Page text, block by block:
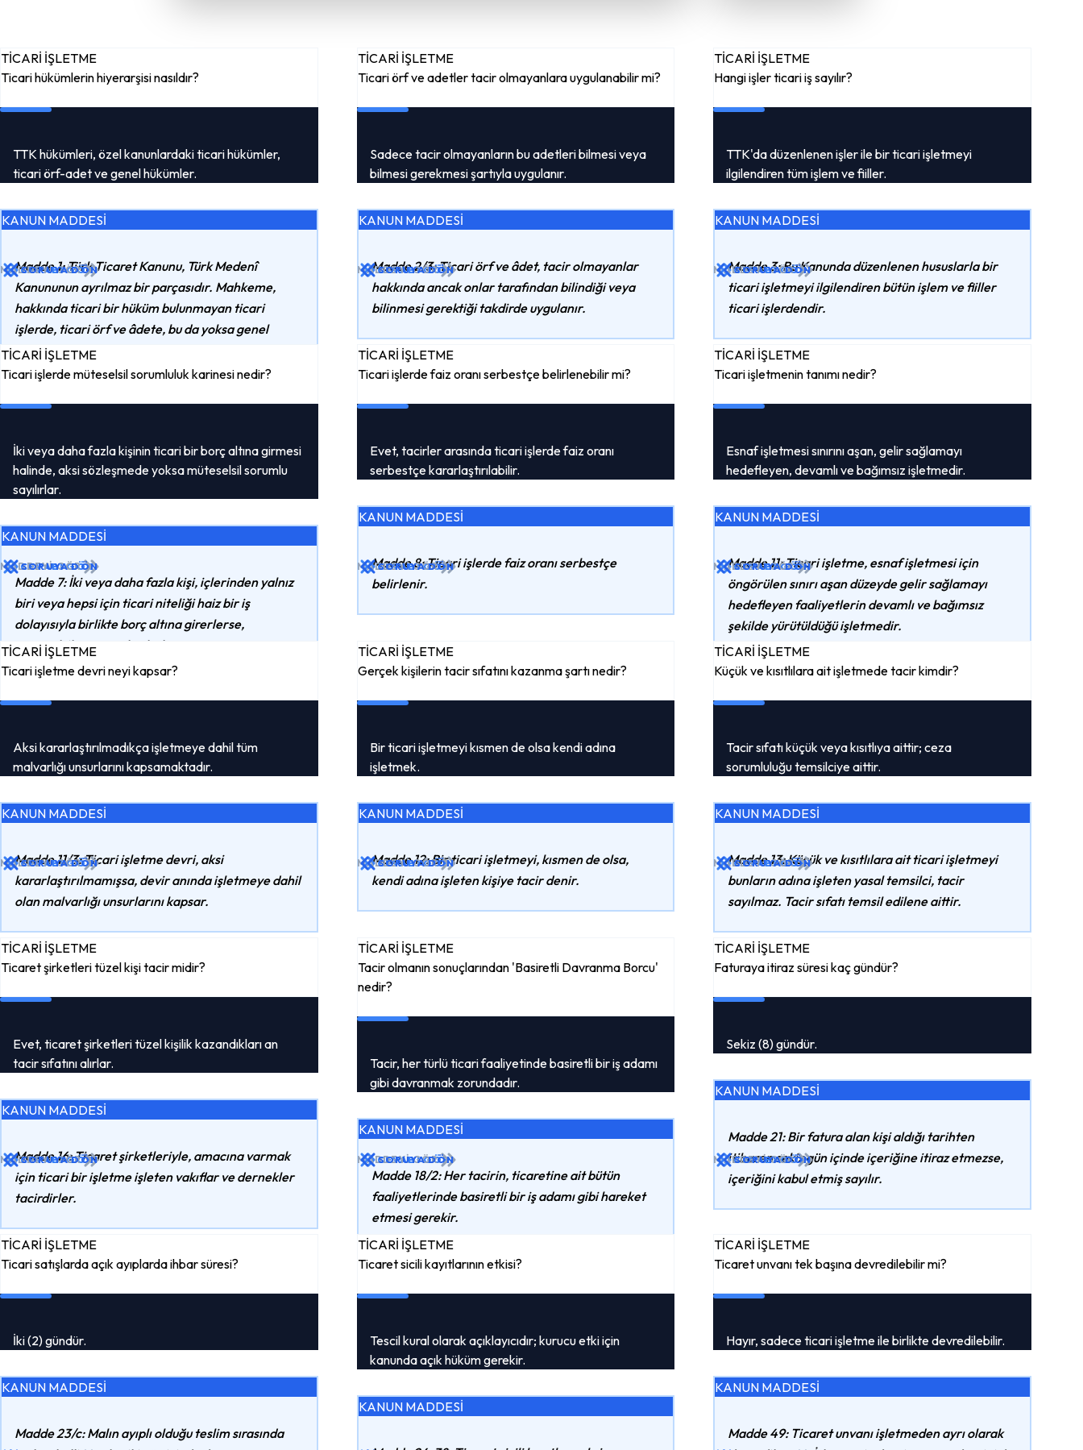
TİCARİ İŞLETME
Ticari hükümlerin hiyerarşisi nasıldır?
CEVABI GÖR
TTK hükümleri, özel kanunlardaki ticari hükümler,
ticari örf-adet ve genel hükümler.
MADDEYI GÖR
KANUN MADDESİ
Madde 1: Türk Ticaret Kanunu, Türk Medenî
Kanununun ayrılmaz bir parçasıdır. Mahkeme,
hakkında ticari bir hüküm bulunmayan ticari
işlerde, ticari örf ve âdete, bu da yoksa genel
hükümlere göre karar verir.
SORUYA DÖN
TİCARİ İŞLETME
Ticari örf ve adetler tacir olmayanlara uygulanabilir mi?
CEVABI GÖR
Sadece tacir olmayanların bu adetleri bilmesi veya
bilmesi gerekmesi şartıyla uygulanır.
MADDEYI GÖR
KANUN MADDESİ
Madde 2/3: Ticari örf ve âdet, tacir olmayanlar
hakkında ancak onlar tarafından bilindiği veya
bilinmesi gerektiği takdirde uygulanır.
SORUYA DÖN
TİCARİ İŞLETME
Hangi işler ticari iş sayılır?
CEVABI GÖR
TTK'da düzenlenen işler ile bir ticari işletmeyi
ilgilendiren tüm işlem ve fiiller.
MADDEYI GÖR
KANUN MADDESİ
Madde 3: Bu Kanunda düzenlenen hususlarla bir
ticari işletmeyi ilgilendiren bütün işlem ve fiiller
ticari işlerdendir.
SORUYA DÖN
TİCARİ İŞLETME
Ticari işlerde müteselsil sorumluluk karinesi nedir?
CEVABI GÖR
İki veya daha fazla kişinin ticari bir borç altına girmesi
halinde, aksi sözleşmede yoksa müteselsil sorumlu
sayılırlar.
MADDEYI GÖR
KANUN MADDESİ
Madde 7: İki veya daha fazla kişi, içlerinden yalnız
biri veya hepsi için ticari niteliği haiz bir iş
dolayısıyla birlikte borç altına girerlerse,
müteselsilen sorumlu olurlar.
SORUYA DÖN
TİCARİ İŞLETME
Ticari işlerde faiz oranı serbestçe belirlenebilir mi?
CEVABI GÖR
Evet, tacirler arasında ticari işlerde faiz oranı
serbestçe kararlaştırılabilir.
MADDEYI GÖR
KANUN MADDESİ
Madde 8: Ticari işlerde faiz oranı serbestçe
belirlenir.
SORUYA DÖN
TİCARİ İŞLETME
Ticari işletmenin tanımı nedir?
CEVABI GÖR
Esnaf işletmesi sınırını aşan, gelir sağlamayı
hedefleyen, devamlı ve bağımsız işletmedir.
MADDEYI GÖR
KANUN MADDESİ
Madde 11: Ticari işletme, esnaf işletmesi için
öngörülen sınırı aşan düzeyde gelir sağlamayı
hedefleyen faaliyetlerin devamlı ve bağımsız
şekilde yürütüldüğü işletmedir.
SORUYA DÖN
TİCARİ İŞLETME
Ticari işletme devri neyi kapsar?
CEVABI GÖR
Aksi kararlaştırılmadıkça işletmeye dahil tüm
malvarlığı unsurlarını kapsamaktadır.
MADDEYI GÖR
KANUN MADDESİ
Madde 11/3: Ticari işletme devri, aksi
kararlaştırılmamışsa, devir anında işletmeye dahil
olan malvarlığı unsurlarını kapsar.
SORUYA DÖN
TİCARİ İŞLETME
Gerçek kişilerin tacir sıfatını kazanma şartı nedir?
CEVABI GÖR
Bir ticari işletmeyi kısmen de olsa kendi adına
işletmek.
MADDEYI GÖR
KANUN MADDESİ
Madde 12: Bir ticari işletmeyi, kısmen de olsa,
kendi adına işleten kişiye tacir denir.
SORUYA DÖN
TİCARİ İŞLETME
Küçük ve kısıtlılara ait işletmede tacir kimdir?
CEVABI GÖR
Tacir sıfatı küçük veya kısıtlıya aittir; ceza
sorumluluğu temsilciye aittir.
MADDEYI GÖR
KANUN MADDESİ
Madde 13: Küçük ve kısıtlılara ait ticari işletmeyi
bunların adına işleten yasal temsilci, tacir
sayılmaz. Tacir sıfatı temsil edilene aittir.
SORUYA DÖN
TİCARİ İŞLETME
Ticaret şirketleri tüzel kişi tacir midir?
CEVABI GÖR
Evet, ticaret şirketleri tüzel kişilik kazandıkları an
tacir sıfatını alırlar.
MADDEYI GÖR
KANUN MADDESİ
Madde 16: Ticaret şirketleriyle, amacına varmak
için ticari bir işletme işleten vakıflar ve dernekler
tacirdirler.
SORUYA DÖN
TİCARİ İŞLETME
Tacir olmanın sonuçlarından 'Basiretli Davranma Borcu'
nedir?
CEVABI GÖR
Tacir, her türlü ticari faaliyetinde basiretli bir iş adamı
gibi davranmak zorundadır.
MADDEYI GÖR
KANUN MADDESİ
Madde 18/2: Her tacirin, ticaretine ait bütün
faaliyetlerinde basiretli bir iş adamı gibi hareket
etmesi gerekir.
SORUYA DÖN
TİCARİ İŞLETME
Faturaya itiraz süresi kaç gündür?
CEVABI GÖR
Sekiz (8) gündür.
MADDEYI GÖR
KANUN MADDESİ
Madde 21: Bir fatura alan kişi aldığı tarihten
itibaren sekiz gün içinde içeriğine itiraz etmezse,
içeriğini kabul etmiş sayılır.
SORUYA DÖN
TİCARİ İŞLETME
Ticari satışlarda açık ayıplarda ihbar süresi?
İki (2) gündür.
KANUN MADDESİ
Madde 23/c: Malın ayıplı olduğu teslim sırasında
TİCARİ İŞLETME
Ticaret sicili kayıtlarının etkisi?
Tescil kural olarak açıklayıcıdır; kurucu etki için
kanunda açık hüküm gerekir.
KANUN MADDESİ
TİCARİ İŞLETME
Ticaret unvanı tek başına devredilebilir mi?
Hayır, sadece ticari işletme ile birlikte devredilebilir.
KANUN MADDESİ
Madde 49: Ticaret unvanı işletmeden ayrı olarak